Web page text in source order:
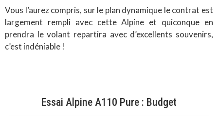
Vous l’aurez compris, sur le plan dynamique le contrat est
largement rempli avec cette Alpine et quiconque en
prendra le volant repartira avec d’excellents souvenirs,
c’est indéniable !
Essai Alpine A110 Pure : Budget